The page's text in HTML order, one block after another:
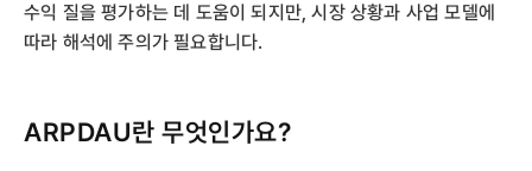
수익 질을 평가하는 데 도움이 되지만, 시장 상황과 사업 모델에
따라 해석에 주의가 필요합니다.
ARPDAU란 무엇인가요?